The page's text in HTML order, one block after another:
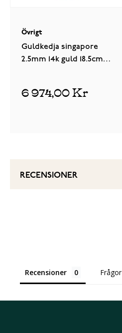
Övrigt
Guldkedja singapore
2.5mm 14k guld 18.5cm
6 974,00 Kr
RECENSIONER
Recensioner Frågor